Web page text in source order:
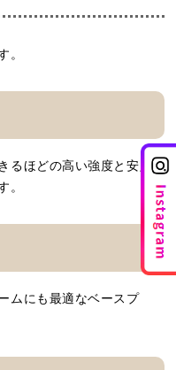
。
るほどの高い強度と安定
。
ムにも最適なベースプ